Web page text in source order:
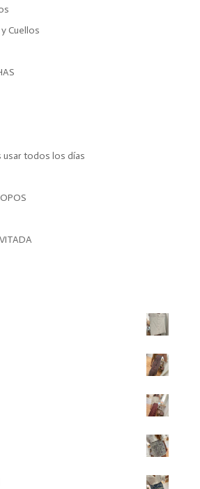
Cuellos
usar todos los días